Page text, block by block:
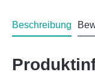
Beschreibung